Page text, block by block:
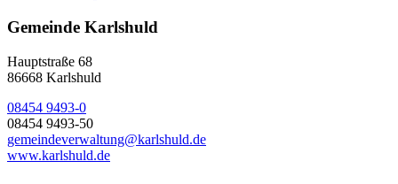
Gemeinde Karlshuld
Hauptstraße 68
86668 Karlshuld
08454 9493-0
08454 9493-50
gemeindeverwaltung@karlshuld.de
www.karlshuld.de